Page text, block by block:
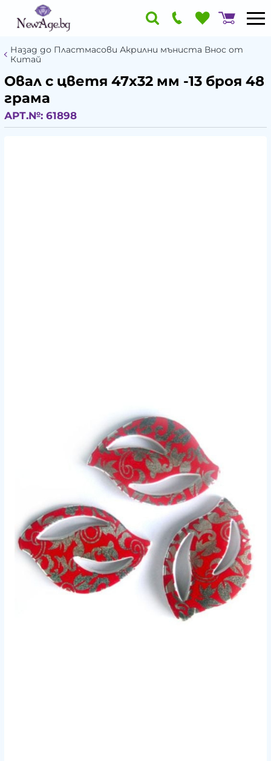
Назад до Пластмасови Акрилни мъниста Внос от
Китай
Овал с цветя 47x32 мм -13 броя 48
грама
АРТ.№: 61898